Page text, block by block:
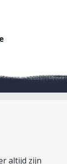
altijd zijn